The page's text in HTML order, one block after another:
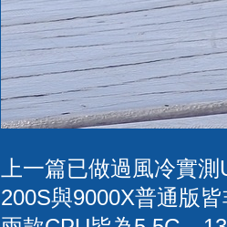
上一篇已做過風冷實
200S與9000X普通版